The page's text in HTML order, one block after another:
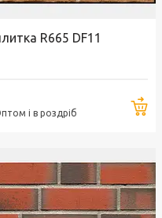
R665 DF11
і в роздріб